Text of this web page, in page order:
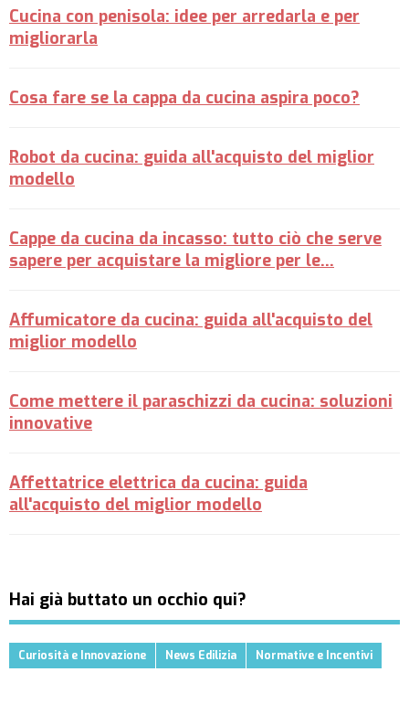
Cucina con penisola: idee per arredarla e per
migliorarla
Cosa fare se la cappa da cucina aspira poco?
Robot da cucina: guida all'acquisto del miglior
modello
Cappe da cucina da incasso: tutto ciò che serve
sapere per acquistare la migliore per le…
Affumicatore da cucina: guida all'acquisto del
miglior modello
Come mettere il paraschizzi da cucina: soluzioni
innovative
Affettatrice elettrica da cucina: guida
all'acquisto del miglior modello
Hai già buttato un occhio qui?
Curiosità e Innovazione News Edilizia Normative e Incentivi